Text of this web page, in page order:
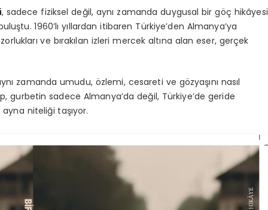
, sadece fiziksel değil, aynı zamanda duygusal bir göç hikâyesi
1960’lı yıllardan itibaren Türkiye’den Almanya’ya
ve bırakılan izleri mercek altına alan eser, gerçek
zamanda umudu, özlemi, cesareti ve gözyaşını nasıl
gurbetin sadece Almanya’da değil, Türkiye’de geride
ayna niteliği taşıyor.